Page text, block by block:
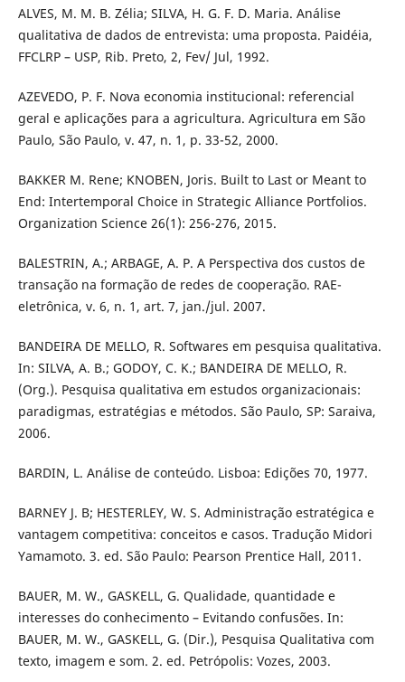
ALVES, M. M. B. Zélia; SILVA, H. G. F. D. Maria. Análise
qualitativa de dados de entrevista: uma proposta. Paidéia,
FFCLRP – USP, Rib. Preto, 2, Fev/ Jul, 1992.
AZEVEDO, P. F. Nova economia institucional: referencial
geral e aplicações para a agricultura. Agricultura em São
Paulo, São Paulo, v. 47, n. 1, p. 33-52, 2000.
BAKKER M. Rene; KNOBEN, Joris. Built to Last or Meant to
End: Intertemporal Choice in Strategic Alliance Portfolios.
Organization Science 26(1): 256-276, 2015.
BALESTRIN, A.; ARBAGE, A. P. A Perspectiva dos custos de
transação na formação de redes de cooperação. RAE-
eletrônica, v. 6, n. 1, art. 7, jan./jul. 2007.
BANDEIRA DE MELLO, R. Softwares em pesquisa qualitativa.
In: SILVA, A. B.; GODOY, C. K.; BANDEIRA DE MELLO, R.
(Org.). Pesquisa qualitativa em estudos organizacionais:
paradigmas, estratégias e métodos. São Paulo, SP: Saraiva,
2006.
BARDIN, L. Análise de conteúdo. Lisboa: Edições 70, 1977.
BARNEY J. B; HESTERLEY, W. S. Administração estratégica e
vantagem competitiva: conceitos e casos. Tradução Midori
Yamamoto. 3. ed. São Paulo: Pearson Prentice Hall, 2011.
BAUER, M. W., GASKELL, G. Qualidade, quantidade e
interesses do conhecimento – Evitando confusões. In:
BAUER, M. W., GASKELL, G. (Dir.), Pesquisa Qualitativa com
texto, imagem e som. 2. ed. Petrópolis: Vozes, 2003.